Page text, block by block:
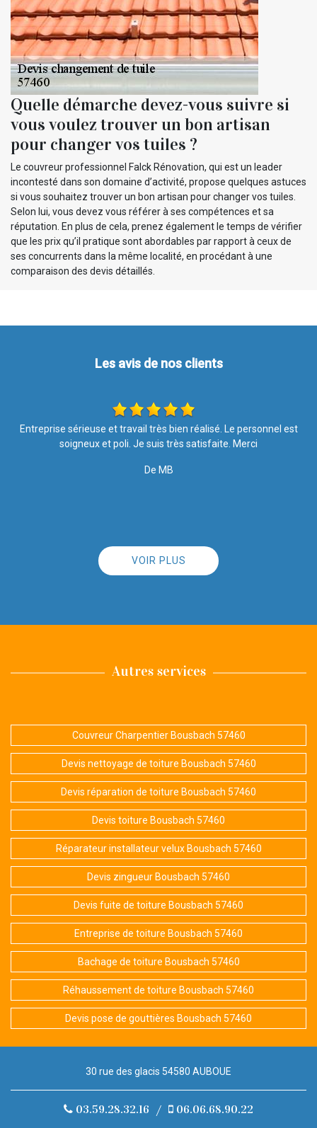
Quelle démarche devez-vous suivre si
vous voulez trouver un bon artisan
pour changer vos tuiles ?
Le couvreur professionnel Falck Rénovation, qui est un leader
incontesté dans son domaine d’activité, propose quelques astuces
si vous souhaitez trouver un bon artisan pour changer vos tuiles.
Selon lui, vous devez vous référer à ses compétences et sa
réputation. En plus de cela, prenez également le temps de vérifier
que les prix qu’il pratique sont abordables par rapport à ceux de
ses concurrents dans la même localité, en procédant à une
comparaison des devis détaillés.
Les avis de nos clients
Si vous recherchez une entreprise sérieuse, efficace, propre, à
l'écoute des clients et surtout, qui est humainement accessible :
100% Merci à toute l'équipe
VOIR PLUS
Autres services
Couvreur Charpentier Bousbach 57460
Devis nettoyage de toiture Bousbach 57460
Devis réparation de toiture Bousbach 57460
Devis toiture Bousbach 57460
Réparateur installateur velux Bousbach 57460
Devis zingueur Bousbach 57460
Devis fuite de toiture Bousbach 57460
Entreprise de toiture Bousbach 57460
Bachage de toiture Bousbach 57460
Réhaussement de toiture Bousbach 57460
Devis pose de gouttières Bousbach 57460
30 rue des glacis 54580 AUBOUE
03.59.28.32.16 / 06.06.68.90.22